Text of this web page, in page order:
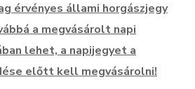
érvényes állami horgászjegy
a megvásárolt napi
lehet, a napijegyet a
előtt kell megvásárolni!